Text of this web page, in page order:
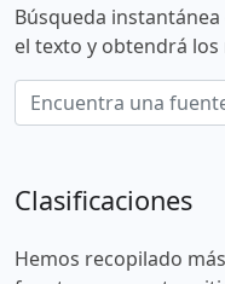
Búsqueda
el texto y obtendrá
Clasificaciones
Hemos recopilado